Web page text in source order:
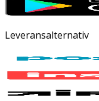
Leveransalternativ